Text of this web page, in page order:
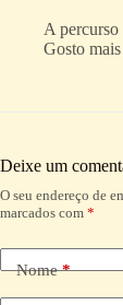
A percurso
Gosto
Deixe um
O seu endereço de
marcados com *
Nome*
A
l
r
n